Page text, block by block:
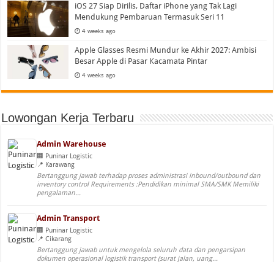
iOS 27 Siap Dirilis, Daftar iPhone yang Tak Lagi
Mendukung Pembaruan Termasuk Seri 11
4 weeks ago
Apple Glasses Resmi Mundur ke Akhir 2027: Ambisi
Besar Apple di Pasar Kacamata Pintar
4 weeks ago
Lowongan Kerja Terbaru
Admin Warehouse
Puninar Logistic
Karawang
Bertanggung jawab terhadap proses administrasi inbound/outbound dan
inventory control Requirements :Pendidikan minimal SMA/SMK Memiliki
pengalaman...
Admin Transport
Puninar Logistic
Cikarang
Bertanggung jawab untuk mengelola seluruh data dan pengarsipan
dokumen operasional logistik transport (surat jalan, uang...